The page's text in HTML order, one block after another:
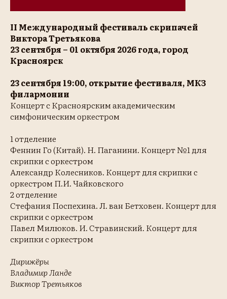
II Международный фестиваль скрипачей
Виктора Третьякова
23 сентября – 01 октября 2026 года, город
Красноярск
23 сентября 19:00, открытие фестиваля, МКЗ
филармонии
Концерт с Красноярским академическим
симфоническим оркестром
1 отделение
Феннин Го (Китай). Н. Паганини. Концерт №1 для
скрипки с оркестром
Александр Колесников. Концерт для скрипки с
оркестром П.И. Чайковского
2 отделение
Стефания Поспехина. Л. ван Бетховен. Концерт для
скрипки с оркестром
Павел Милюков. И. Стравинский. Концерт для
скрипки с оркестром
Дирижёры
Владимир Ланде
Виктор Третьяков